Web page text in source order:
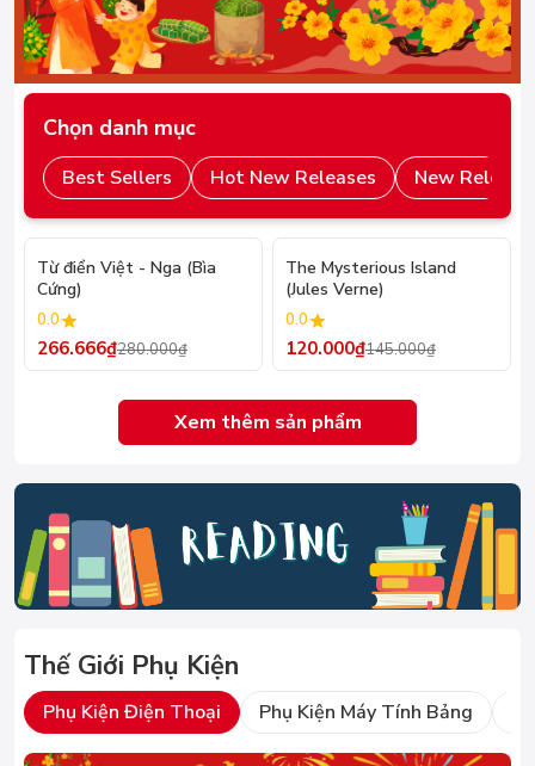
Chọn danh mục
Best Sellers Hot New Releases New
Từ điển Việt - Nga (Bìa
Cứng)
0.0
266.666₫280.000₫
- 17%
The Mysterious Island
(Jules Verne)
0.0
120.000₫145.000₫
Xem thêm sản phẩm
Thế Giới Phụ Kiện
Phụ Kiện Điện Thoại Phụ Kiện Máy Tính Bảng